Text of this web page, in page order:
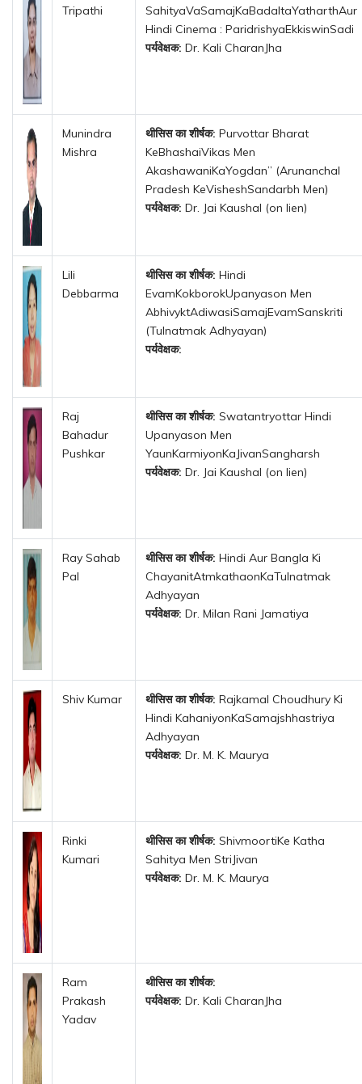
Tripathi
SahityaVaSamajKaBadaltaYatharthAur
Hindi Cinema : ParidrishyaEkkiswinSadi
पर्यवेक्षक: Dr. Kali CharanJha
Munindra
Mishra
थीसिस का शीर्षक: Purvottar Bharat
KeBhashaiVikas Men
AkashawaniKaYogdan” (Arunanchal
Pradesh KeVisheshSandarbh Men)
पर्यवेक्षक: Dr. Jai Kaushal (on lien)
Lili
Debbarma
थीसिस का शीर्षक: Hindi
EvamKokborokUpanyason Men
AbhivyktAdiwasiSamajEvamSanskriti
(Tulnatmak Adhyayan)
पर्यवेक्षक:
Raj
Bahadur
Pushkar
थीसिस का शीर्षक: Swatantryottar Hindi
Upanyason Men
YaunKarmiyonKaJivanSangharsh
पर्यवेक्षक: Dr. Jai Kaushal (on lien)
Ray Sahab
Pal
थीसिस का शीर्षक: Hindi Aur Bangla Ki
ChayanitAtmkathaonKaTulnatmak
Adhyayan
पर्यवेक्षक: Dr. Milan Rani Jamatiya
Shiv Kumar थीसिस का शीर्षक: Rajkamal Choudhury Ki
Hindi KahaniyonKaSamajshhastriya
Adhyayan
पर्यवेक्षक: Dr. M. K. Maurya
Rinki
Kumari
थीसिस का शीर्षक: ShivmoortiKe Katha
Sahitya Men StriJivan
पर्यवेक्षक: Dr. M. K. Maurya
Ram
Prakash
Yadav
थीसिस का शीर्षक:
पर्यवेक्षक: Dr. Kali CharanJha